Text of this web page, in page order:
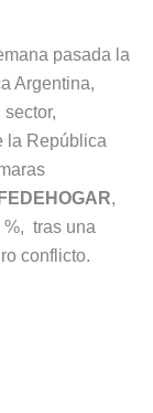
pasada la
Argentina,
la República
FEDEHOGAR,
%, tras una
conflicto.